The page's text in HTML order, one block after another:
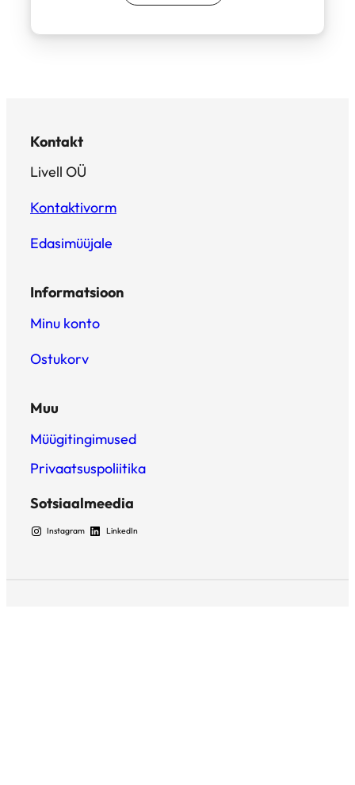
Kontakt
Livell OÜ
Kontaktivorm
Edasimüüjale
Informatsioon
Minu konto
Ostukorv
Muu
Müügitingimused
Privaatsuspoliitika
Sotsiaalmeedia
Instagram LinkedIn